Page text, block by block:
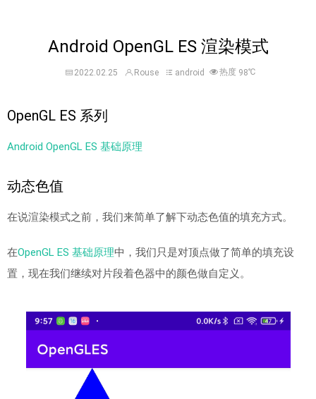
Android OpenGL ES 渲染模式
2022.02.25 Rouse android 热度 98℃
OpenGL ES 系列
Android OpenGL ES 基础原理
动态色值
在说渲染模式之前，我们来简单了解下动态色值的填充方式。
在OpenGL ES 基础原理中，我们只是对顶点做了简单的填充设
置，现在我们继续对片段着色器中的颜色做自定义。